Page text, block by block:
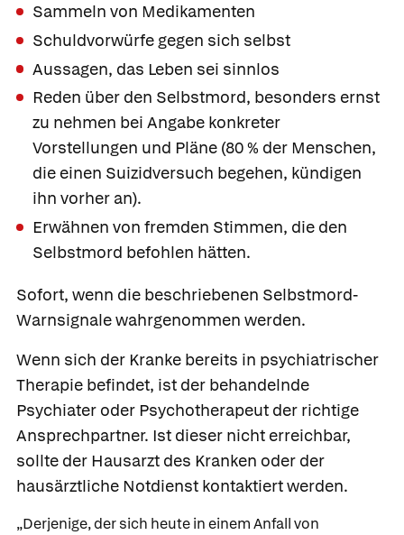
Sammeln von Medikamenten
Schuldvorwürfe gegen sich selbst
Aussagen, das Leben sei sinnlos
Reden über den Selbstmord, besonders ernst
zu nehmen bei Angabe konkreter
Vorstellungen und Pläne (80 % der Menschen,
die einen Suizidversuch begehen, kündigen
ihn vorher an).
Erwähnen von fremden Stimmen, die den
Selbstmord befohlen hätten.
Sofort, wenn die beschriebenen Selbstmord-
Warnsignale wahrgenommen werden.
Wenn sich der Kranke bereits in psychiatrischer
Therapie befindet, ist der behandelnde
Psychiater oder Psychotherapeut der richtige
Ansprechpartner. Ist dieser nicht erreichbar,
sollte der Hausarzt des Kranken oder der
hausärztliche Notdienst kontaktiert werden.
„Derjenige, der sich heute in einem Anfall von